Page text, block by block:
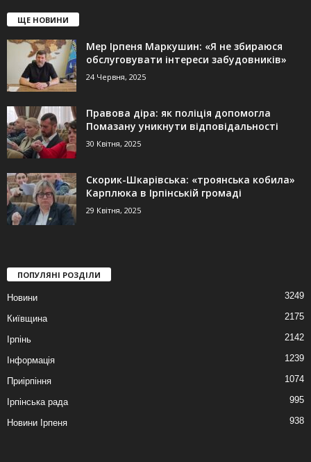
ЩЕ НОВИНИ
Мер Ірпеня Маркушин: «Я не збираюся
обслуговувати інтереси забудовників»
24 Червня, 2025
Правова діра: як поліція допомогла
Помазану уникнути відповідальності
30 Квітня, 2025
Скорик-Шкарівська: «троянська кобила»
Карплюка в Ірпінській громаді
29 Квітня, 2025
ПОПУЛЯНІ РОЗДІЛИ
Новини 3249
Київщина 2175
Ірпінь 2142
Інформація 1239
Приірпіння 1074
Ірпінська рада 995
Новини Ірпеня 938